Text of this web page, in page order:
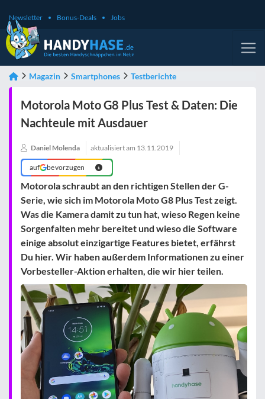
Newsletter Bonus-Deals Jobs
Magazin Smartphones Testberichte
Motorola Moto G8 Plus Test & Daten: Die
Nachteule mit Ausdauer
Daniel Molenda aktualisiert am 13.11.2019
auf bevorzugen
Motorola schraubt an den richtigen Stellen der G-
Serie, wie sich im Motorola Moto G8 Plus Test zeigt.
Was die Kamera damit zu tun hat, wieso Regen keine
Sorgenfalten mehr bereitet und wieso die Software
einige absolut einzigartige Features bietet, erfährst
Du hier. Wir haben außerdem Informationen zu einer
Vorbesteller-Aktion erhalten, die wir hier teilen.